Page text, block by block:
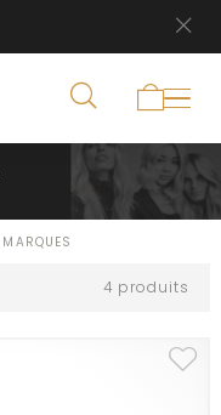
MARQUES
4 produits